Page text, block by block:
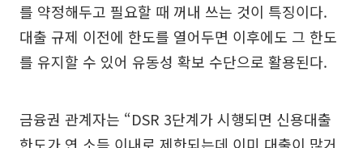
를 약정해두고 필요할 때 꺼내 쓰는 것이 특징이다.
대출 규제 이전에 한도를 열어두면 이후에도 그 한도
를 유지할 수 있어 유동성 확보 수단으로 활용된다.
금융권 관계자는 “DSR 3단계가 시행되면 신용대출